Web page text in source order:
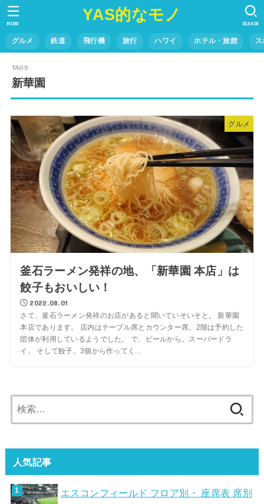
YAS的なモノ
グルメ 鉄道 飛行機 旅行 ハワイ ホテル・旅館
SEARCH
MENU
新華園
グルメ
釜石ラーメン発祥の地、「新華園 本店」は
餃子もおいしい！
2022.08.01
さて、釜石ラーメン発祥のお店があると聞いていそいそと。 新華園
本店であります。 店内はテーブル席とカウンター席。2階は予約した
団体が利用しているようでした。 で、ビールから。スーパードラ
イ。 そして餃子。3個から作ってく...
索:
人気記事
エスコンフィールド フロア別・ 座席表 席別